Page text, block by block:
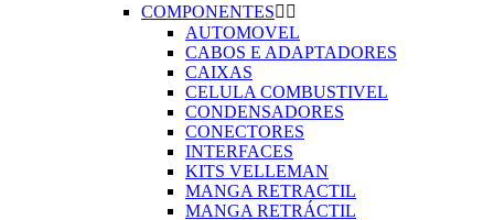
COMPONENTES 
AUTOMOVEL
CABOS E ADAPTADORES
CAIXAS
CELULA COMBUSTIVEL
CONDENSADORES
CONECTORES
INTERFACES
KITS VELLEMAN
MANGA RETRACTIL
MANGA RETRÁCTIL